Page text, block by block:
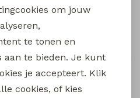
Bruin
flinq newborn
9,99
om jouw
te tonen en
aan te bieden. Je kunt
je accepteert. Klik
cookies, of kies